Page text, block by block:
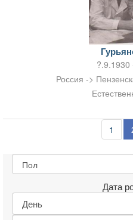
?.9.1930
Россия ->
1
Дата